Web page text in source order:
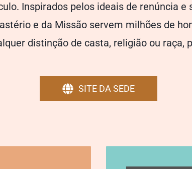
Inspirados pelos ideais de renúncia
e da Missão servem milhões de
distinção de casta, religião ou raça,
SITE DA SEDE